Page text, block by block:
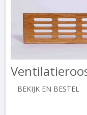
BEKIJK EN BESTEL